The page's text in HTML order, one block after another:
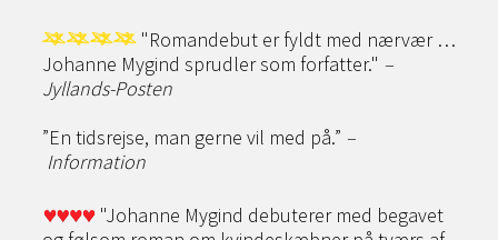
"Romandebut er fyldt med nærvær …
Johanne Mygind sprudler som forfatter." –
Jyllands-Posten
”En tidsrejse, man gerne vil med på.” –
Information
"Johanne Mygind debuterer med begavet